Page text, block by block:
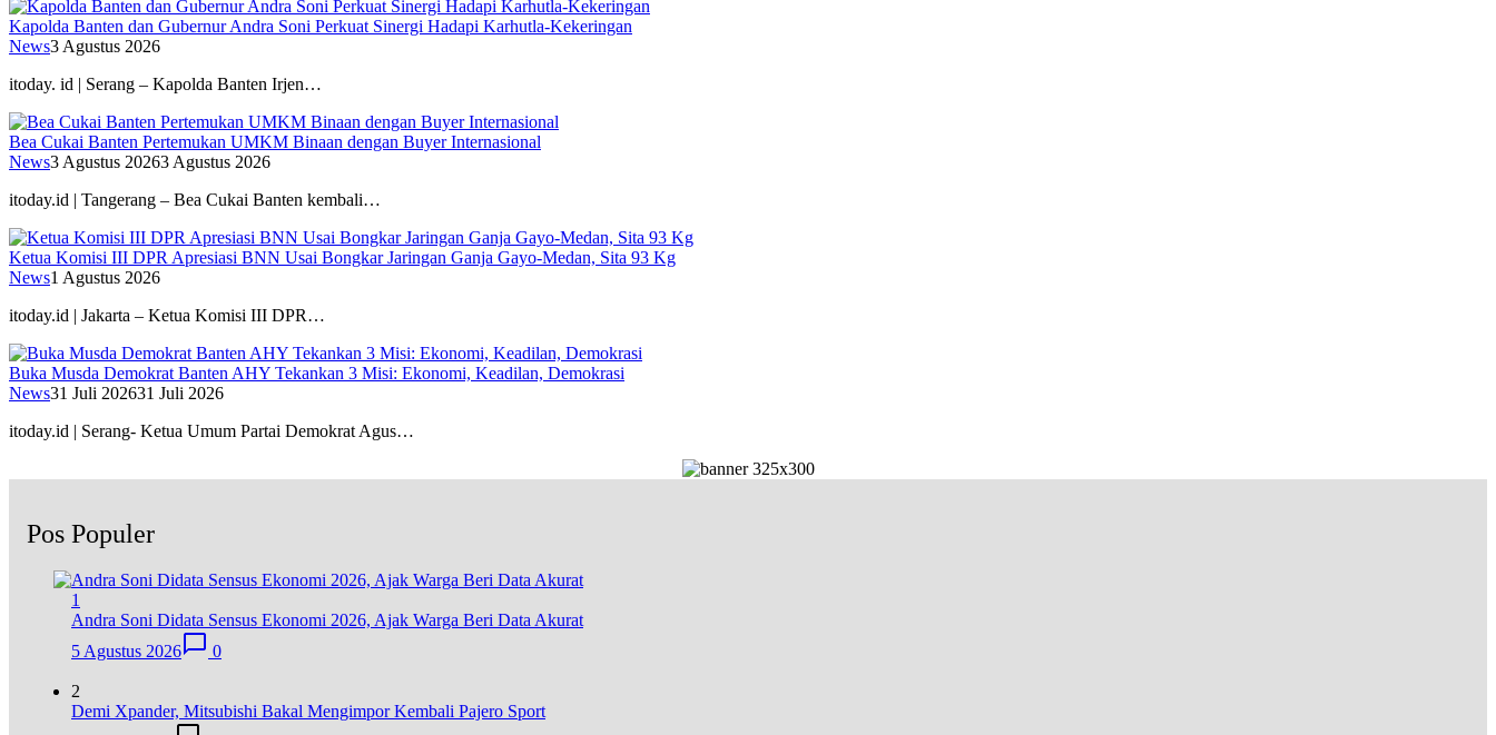
Kapolda Banten dan Gubernur Andra Soni Perkuat Sinergi Hadapi Karhutla-Kekeringan
News3 Agustus 2026
itoday. id | Serang – Kapolda Banten Irjen…
Bea Cukai Banten Pertemukan UMKM Binaan dengan Buyer Internasional
News3 Agustus 20263 Agustus 2026
itoday.id | Tangerang – Bea Cukai Banten kembali…
Ketua Komisi III DPR Apresiasi BNN Usai Bongkar Jaringan Ganja Gayo-Medan, Sita 93 Kg
News1 Agustus 2026
itoday.id | Jakarta – Ketua Komisi III DPR…
Buka Musda Demokrat Banten AHY Tekankan 3 Misi: Ekonomi, Keadilan, Demokrasi
News31 Juli 202631 Juli 2026
itoday.id | Serang- Ketua Umum Partai Demokrat Agus…
Pos Populer
1
Andra Soni Didata Sensus Ekonomi 2026, Ajak Warga Beri Data Akurat
5 Agustus 2026
0
2
Demi Xpander, Mitsubishi Bakal Mengimpor Kembali Pajero Sport